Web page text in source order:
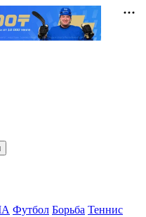
Футбол Борьба Теннис